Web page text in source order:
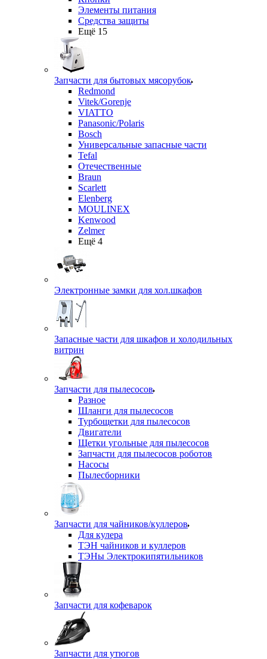
Элементы питания
Средства защиты
Ещё 15
Запчасти для бытовых мясорубок
Redmond
Vitek/Gorenje
VIATTO
Panasonic/Polaris
Bosch
Универсальные запасные части
Tefal
Отечественные
Braun
Scarlett
Elenberg
MOULINEX
Kenwood
Zelmer
Ещё 4
Электронные замки для хол.шкафов
Запасные части для шкафов и холодильных
витрин
Запчасти для пылесосов
Разное
Шланги для пылесосов
Турбощетки для пылесосов
Двигатели
Щетки угольные для пылесосов
Запчасти для пылесосов роботов
Насосы
Пылесборники
Запчасти для чайников/куллеров
Для кулера
ТЭН чайников и куллеров
ТЭНы Электрокипятильников
Запчасти для кофеварок
Запчасти для утюгов